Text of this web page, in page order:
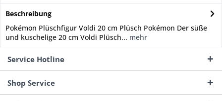
Beschreibung
Pokémon Plüschfigur Voldi 20 cm Plüsch Pokémon Der süße
und kuschelige 20 cm Voldi Plüsch... mehr
Service Hotline
Shop Service